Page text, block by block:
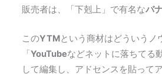
販売者は、「下剋上」で有名なバ
このYTMという商材はどういうノ
「YouTubeなどネットに落ちてる
して編集し、アドセンスを貼って